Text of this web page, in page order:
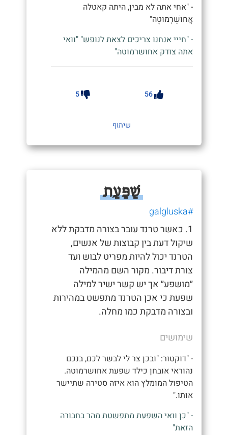
- "אחי אתה לא מבין, היתה קאטלה
אֲחוּשַׁרְמוּטָה"
- "חייי אנחנו צריכים לצאת לנופש" "וואי
אתה צודק אחושרמוטה"
56
5
שיתוף
שַׁפַּעַת
#galgluska
1. כאשר טרנד עובר בצורה מדבקת ללא
שיקול דעת בין קבוצות של אנשים,
הטרנד יכול להיות מפריט לבוש ועד
צורת דיבור. מקור השם מהמילה
״מושפע״ אך יש קשר ישיר למילה
שפעת כי אכן הטרנד מתפשט במהירות
ובצורה מדבקת כמו מחלה.
שימושים
- "דוקטור: "ובכן צר לי לבשר לכם, בנכם
נהוראי אובחן כילד שפעת אחושרמוטה.
הטיפול המומלץ הוא איזה סטירה שתיישר
אותו."
- "כן וואי השפעת מתפשטת מהר בחבורה
הזאת"